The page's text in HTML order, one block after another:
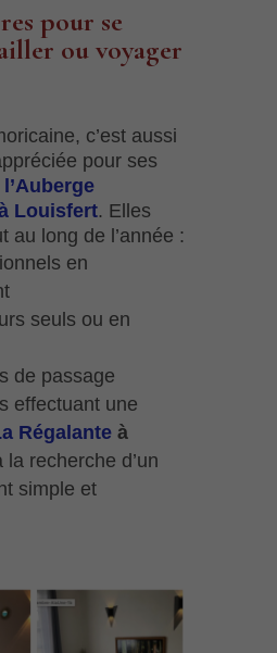
pour se
ou voyager
c’est aussi
pour ses
Louisfert. Elles
au long de l’année :
en
seuls ou en
de passage
effectuant une
Régalanteà
la recherche d’un
simple et